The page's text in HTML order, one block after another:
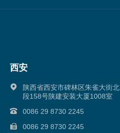
西安
陕西省西安市碑林区朱雀大街北
段158号陕建安装大厦1008室
0086 29 8730 2245
0086 29 8730 2245